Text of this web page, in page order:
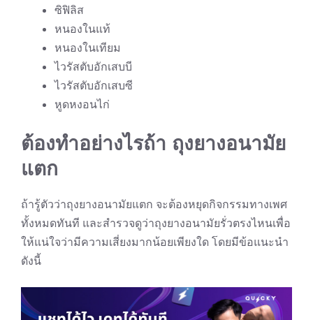
ซิฟิลิส
หนองในแท้
หนองในเทียม
ไวรัสตับอักเสบบี
ไวรัสตับอักเสบซี
หูดหงอนไก่
ต้องทำอย่างไรถ้า ถุงยางอนามัย
แตก
ถ้ารู้ตัวว่าถุงยางอนามัยแตก จะต้องหยุดกิจกรรมทางเพศ
ทั้งหมดทันที และสำรวจดูว่าถุงยางอนามัยรั่วตรงไหนเพื่อ
ให้แน่ใจว่ามีความเสี่ยงมากน้อยเพียงใด โดยมีข้อแนะนำ
ดังนี้